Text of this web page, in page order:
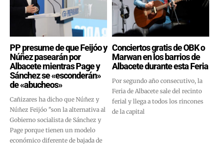
PP presume de que Feijóo y
Núñez pasearán por
Albacete mientras Page y
Sánchez se «esconderán»
de «abucheos»
Cañizares ha dicho que Núñez y
Núñez Feijóo "son la alternativa al
Gobierno socialista de Sánchez y
Page porque tienen un modelo
económico diferente de bajada de
Conciertos gratis de OBK o
Marwan en los barrios de
Albacete durante esta Feria
Por segundo año consecutivo, la
Feria de Albacete sale del recinto
ferial y llega a todos los rincones
de la capital